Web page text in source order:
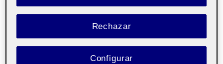
Rechazar
Configurar